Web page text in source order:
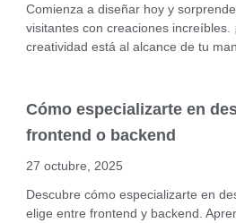
Comienza a diseñar hoy y
visitantes con creaciones increíbles.
creatividad está al alcance de tu
Cómo especializarte en
frontend o backend
27 octubre, 2025
Descubre cómo especializarte en
elige entre frontend y backend.